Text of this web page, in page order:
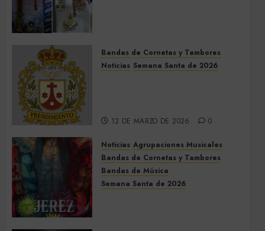
9 DE MAYO DE 2026 0
Bandas de Cornetas y Tambores
Noticias Semana Santa de 2026
12 DE MARZO DE 2026 0
Noticias Agrupaciones Musicales
Bandas de Cornetas y Tambores
Bandas de Música
Semana Santa de 2026